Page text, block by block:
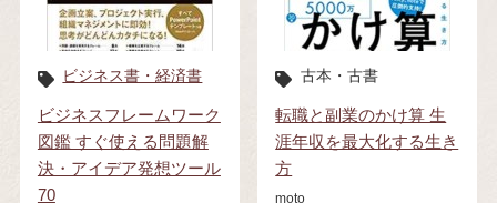
ビジネス書・経済書
ビジネスフレームワーク
図鑑 すぐ使える問題解
決・アイデア発想ツール
70
古本・古書
転職と副業のかけ算 生
涯年収を最大化する生き
方
moto